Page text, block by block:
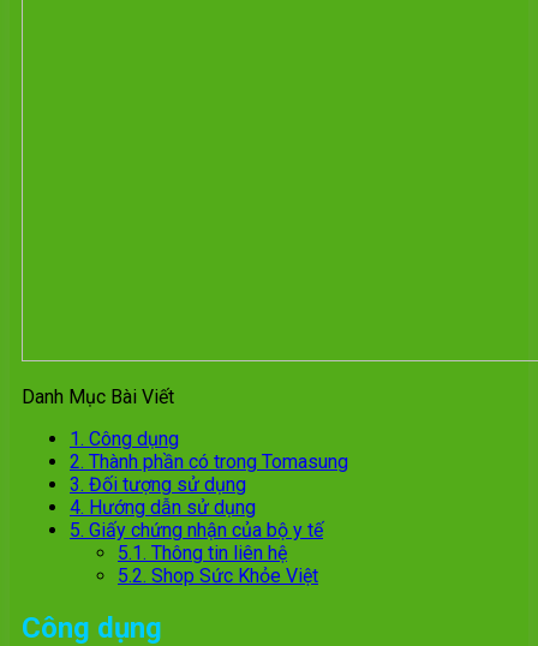
Danh Mục Bài Viết
1. Công dụng
2. Thành phần có trong Tomasung
3. Đối tượng sử dụng
4. Hướng dẫn sử dụng
5. Giấy chứng nhận của bộ y tế
5.1. Thông tin liên hệ
5.2. Shop Sức Khỏe Việt
Công dụng